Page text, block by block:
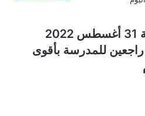
عروض العثيم الأسبوعية 31 أغسطس 2022
الموافق 4 صفر 1444 راجعين للمدرسة بأقوى